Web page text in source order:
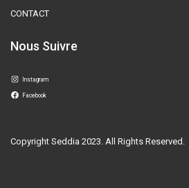
CONTACT
Nous Suivre
Instagram
Facebook
Copyright Seddia 2023. All Rights Reserved.